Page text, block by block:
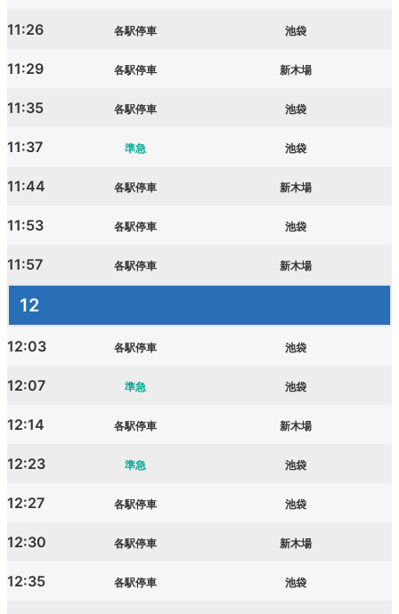
11:26 各駅停車 池袋
11:29 各駅停車 新木場
11:35 各駅停車 池袋
11:37 準急 池袋
11:44 各駅停車 新木場
11:53 各駅停車 池袋
11:57 各駅停車 新木場
12
12:03 各駅停車 池袋
12:07 準急 池袋
12:14 各駅停車 新木場
12:23 準急 池袋
12:27 各駅停車 池袋
12:30 各駅停車 新木場
12:35 各駅停車 池袋